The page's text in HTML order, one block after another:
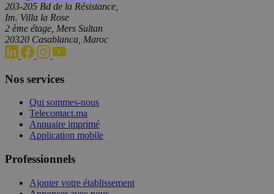
203-205 Bd de la Résistance,
Im. Villa la Rose
2 ème étage, Mers Sultan
20320 Casablanca, Maroc
Nos services
Qui sommes-nous
Telecontact.ma
Annuaire imprimé
Application mobile
Professionnels
Ajouter votre établissement